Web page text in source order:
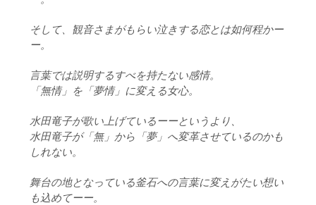
そして、観音さまがもらい泣きする恋とは如何程かー
ー。
言葉では説明するすべを持たない感情。
「無情」を「夢情」に変える女心。
水田竜子が歌い上げているーーというより、
水田竜子が「無」から「夢」へ変革させているのかも
しれない。
舞台の地となっている釜石への言葉に変えがたい想い
も込めてーー。